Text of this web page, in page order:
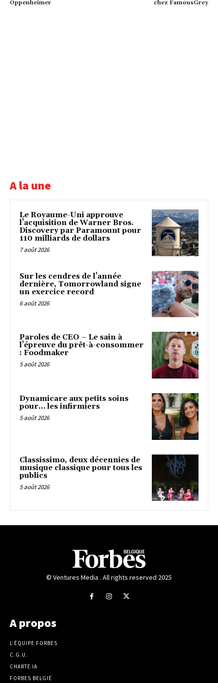
Oppenheimer
chez FamousGrey
A la une
Le Royaume-Uni approuve
l’acquisition de Warner Bros.
Discovery par Paramount pour
110 milliards de dollars
7 août 2026
Sur les cendres de l’année
dernière, Tomorrowland signe
un exercice record
6 août 2026
Paroles de CEO – Le sain à
l’épreuve du prêt-à-consommer
: Foodmaker
5 août 2026
Dynamicare aux petits soins
pour… les infirmiers
5 août 2026
Classissimo, deux décennies de
musique classique pour tous les
publics
5 août 2026
© Ventures Media . All rights reserved 2025
A propos
L’ÉQUIPE FORBES
C.G.U.
CHARTE IA
FORBES BELGIË